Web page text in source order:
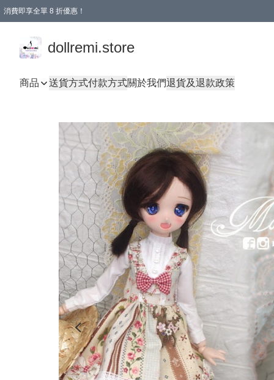
消費即享全單 8 折優惠！
dollremi.store
商品 送貨方式付款方式關於我們退貨及退款政策